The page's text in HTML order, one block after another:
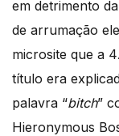
em detrimento
de arrumação
microsite que a
título era
palavra “bitch”
Hieronymous